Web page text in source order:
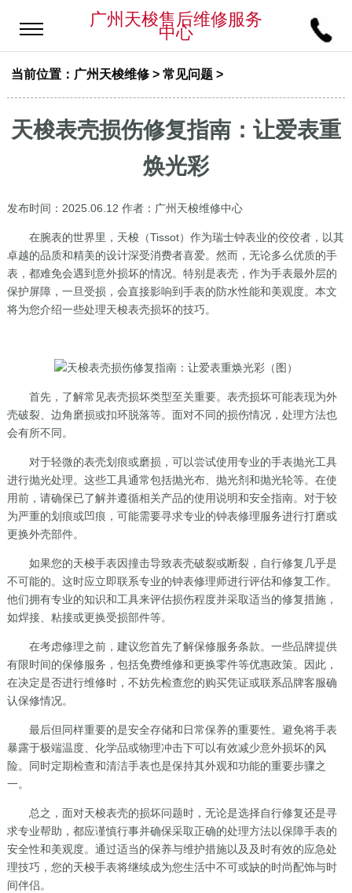
广州天梭售后维修服务
中心
当前位置： 广州天梭维修> 常见问题>
天梭表壳损伤修复指南：让爱表重
焕光彩
发布时间：2025.06.12 作者：广州天梭维修中心
在腕表的世界里，天梭（Tissot）作为瑞士钟表业的佼佼者，以其
卓越的品质和精美的设计深受消费者喜爱。然而，无论多么优质的手
表，都难免会遇到意外损坏的情况。特别是表壳，作为手表最外层的
保护屏障，一旦受损，会直接影响到手表的防水性能和美观度。本文
将为您介绍一些处理天梭表壳损坏的技巧。
首先，了解常见表壳损坏类型至关重要。表壳损坏可能表现为外
壳破裂、边角磨损或扣环脱落等。面对不同的损伤情况，处理方法也
会有所不同。
对于轻微的表壳划痕或磨损，可以尝试使用专业的手表抛光工具
进行抛光处理。这些工具通常包括抛光布、抛光剂和抛光轮等。在使
用前，请确保已了解并遵循相关产品的使用说明和安全指南。对于较
为严重的划痕或凹痕，可能需要寻求专业的钟表修理服务进行打磨或
更换外壳部件。
如果您的天梭手表因撞击导致表壳破裂或断裂，自行修复几乎是
不可能的。这时应立即联系专业的钟表修理师进行评估和修复工作。
他们拥有专业的知识和工具来评估损伤程度并采取适当的修复措施，
如焊接、粘接或更换受损部件等。
在考虑修理之前，建议您首先了解保修服务条款。一些品牌提供
有限时间的保修服务，包括免费维修和更换零件等优惠政策。因此，
在决定是否进行维修时，不妨先检查您的购买凭证或联系品牌客服确
认保修情况。
最后但同样重要的是安全存储和日常保养的重要性。避免将手表
暴露于极端温度、化学品或物理冲击下可以有效减少意外损坏的风
险。同时定期检查和清洁手表也是保持其外观和功能的重要步骤之
一。
总之，面对天梭表壳的损坏问题时，无论是选择自行修复还是寻
求专业帮助，都应谨慎行事并确保采取正确的处理方法以保障手表的
安全性和美观度。通过适当的保养与维护措施以及及时有效的应急处
理技巧，您的天梭手表将继续成为您生活中不可或缺的时尚配饰与时
间伴侣。